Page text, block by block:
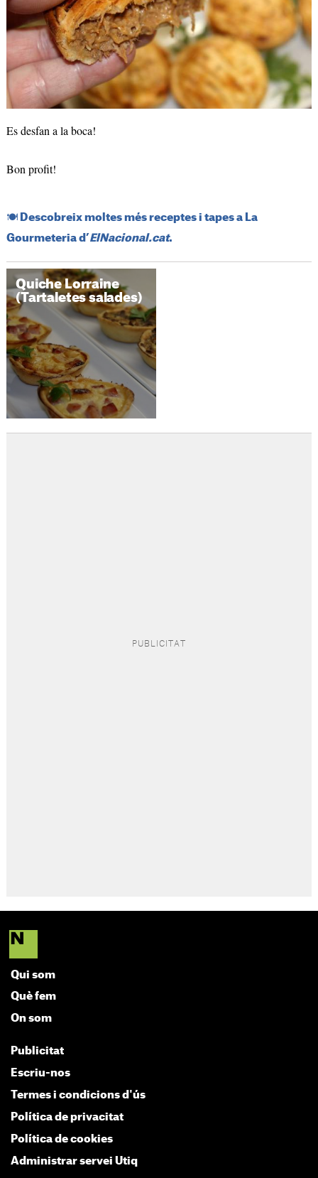
Es desfan a la boca!
Bon profit!
​🍽️​ Descobreix moltes més receptes i tapes a La
Gourmeteria d’ElNacional.cat.
Quiche Lorraine
(Tartaletes salades)
Qui som
Què fem
On som
Publicitat
Escriu-nos
Termes i condicions d'ús
Política de privacitat
Política de cookies
Administrar servei Utiq